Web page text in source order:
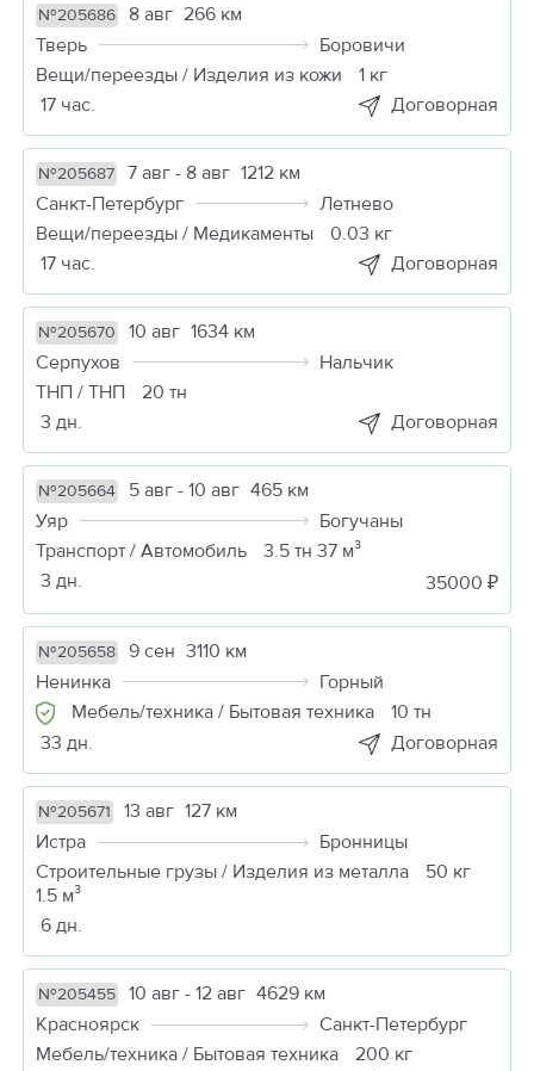
№205686 8 авг 266 км
Тверь
Боровичи
Вещи/переезды / Изделия из кожи
1 кг
17 час.
Договорная
№205687 7 авг - 8 авг 1212 км
Санкт-Петербург
Летнево
Вещи/переезды / Медикаменты
0.03 кг
17 час.
Договорная
№205670 10 авг 1634 км
Серпухов
Нальчик
ТНП / ТНП
20 тн
3 дн.
Договорная
№205664 5 авг - 10 авг 465 км
Уяр
Богучаны
Транспорт / Автомобиль
3.5 тн 37 м³
3 дн.
35000 ₽
№205658 9 сен 3110 км
Ненинка
Горный
Мебель/техника / Бытовая техника
10 тн
33 дн.
Договорная
№205671 13 авг 127 км
Истра
Бронницы
Строительные грузы / Изделия из металла
50 кг
1.5 м³
6 дн.
№205455 10 авг - 12 авг 4629 км
Красноярск
Санкт-Петербург
Мебель/техника / Бытовая техника
200 кг